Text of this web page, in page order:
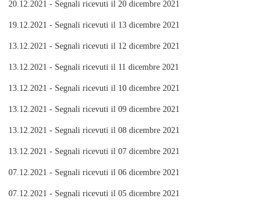
20.12.2021 - Segnali ricevuti il 20 dicembre 2021
19.12.2021 - Segnali ricevuti il 13 dicembre 2021
13.12.2021 - Segnali ricevuti il 12 dicembre 2021
13.12.2021 - Segnali ricevuti il 11 dicembre 2021
13.12.2021 - Segnali ricevuti il 10 dicembre 2021
13.12.2021 - Segnali ricevuti il 09 dicembre 2021
13.12.2021 - Segnali ricevuti il 08 dicembre 2021
13.12.2021 - Segnali ricevuti il 07 dicembre 2021
07.12.2021 - Segnali ricevuti il 06 dicembre 2021
07.12.2021 - Segnali ricevuti il 05 dicembre 2021